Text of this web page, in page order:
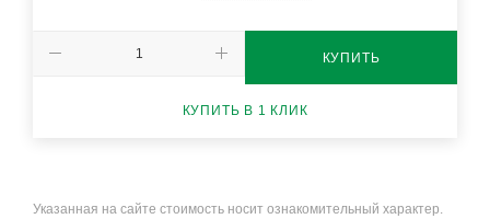
КУПИТЬ
КУПИТЬ В 1 КЛИК
Указанная на сайте стоимость носит ознакомительный характер.